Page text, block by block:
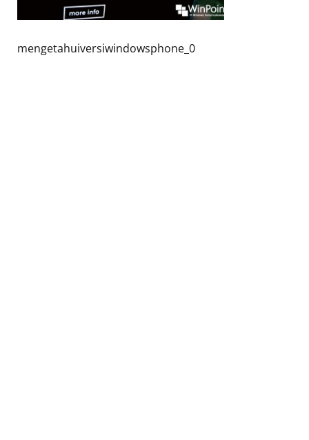
mengetahuiversiwindowsphone_0